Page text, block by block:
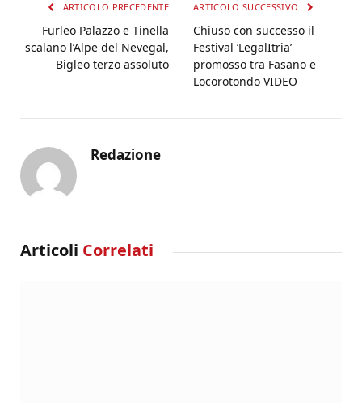
ARTICOLO PRECEDENTE
Furleo Palazzo e Tinella
scalano l’Alpe del Nevegal,
Bigleo terzo assoluto
ARTICOLO SUCCESSIVO
Chiuso con successo il
Festival ‘LegalItria’
promosso tra Fasano e
Locorotondo VIDEO
Redazione
Articoli Correlati